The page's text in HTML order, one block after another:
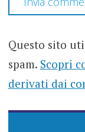
Questo sito
spam. Scopri
derivati dai